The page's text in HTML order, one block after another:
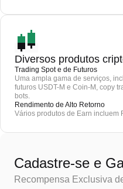
Diversos produtos
Trading Spot e de Futuros
Uma ampla gama de serviços,
futuros USDT-M e Coin-M, copy
bots.
Rendimento de Alto Retorno
Vários produtos de Earn incluem
Cadastre-se e
Recompensa Exclusiva